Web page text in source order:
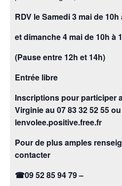
RDV le Samedi 3 mai de 10h
et dimanche 4 mai de 10h à
(Pause entre 12h et 14h)
Entrée libre
Inscriptions pour participer
Virginie au 07 83 32 52 55
lenvolee.positive.free.fr
Pour de plus amples
contacter
☎09 52 85 94 79 –